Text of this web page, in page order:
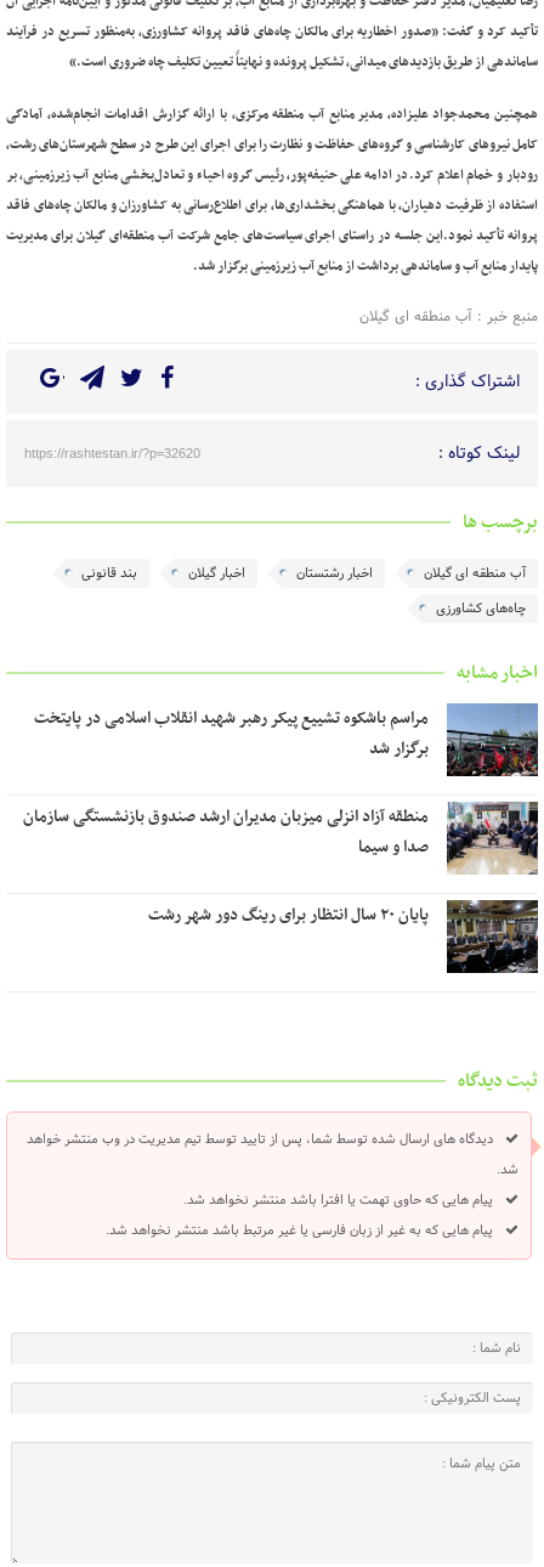
تأکید کرد و گفت: «صدور اخطاریه برای مالکان چاه‌های فاقد پروانه کشاورزی، به‌منظور تسریع در فرآیند
ساماندهی از طریق بازدیدهای میدانی، تشکیل پرونده و نهایتاً تعیین تکلیف چاه ضروری است.»
همچنین محمدجواد علیزاده، مدیر منابع آب منطقه مرکزی، با ارائه گزارش اقدامات انجام‌شده، آمادگی
کامل نیروهای کارشناسی و گروه‌های حفاظت و نظارت را برای اجرای این طرح در سطح شهرستان‌های رشت،
رودبار و خمام اعلام کرد.در ادامه علی حنیفه‌پور، رئیس گروه احیاء و تعادل‌بخشی منابع آب زیرزمینی، بر
استفاده از ظرفیت دهیاران، با هماهنگی بخشداری‌ها، برای اطلاع‌رسانی به کشاورزان و مالکان چاه‌های فاقد
پروانه تأکید نمود.این جلسه در راستای اجرای سیاست‌های جامع شرکت آب منطقه‌ای گیلان برای مدیریت
پایدار منابع آب و ساماندهی برداشت از منابع آب زیرزمینی برگزار شد.
منبع خبر : آب منطقه ای گیلان
اشتراک گذاری :
لینک کوتاه : https://rashtestan.ir/?p=32620
برچسب ها
آب منطقه ای گیلان اخبار رشتستان اخبار گیلان
بند قانونی
چاه‌های کشاورزی
اخبار مشابه
مراسم باشکوه تشییع پیکر رهبر شهید انقلاب اسلامی در پایتخت
برگزار شد
منطقه آزاد انزلی میزبان مدیران ارشد صندوق بازنشستگی سازمان
صدا و سیما
پایان ۲۰ سال انتظار برای رینگ دور شهر رشت
ثبت دیدگاه
دیدگاه های ارسال شده توسط شما، پس از تایید توسط تیم مدیریت در وب منتشر خواهد
شد.
پیام هایی که حاوی تهمت یا افترا باشد منتشر نخواهد شد.
پیام هایی که به غیر از زبان فارسی یا غیر مرتبط باشد منتشر نخواهد شد.